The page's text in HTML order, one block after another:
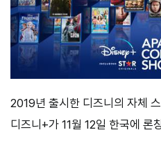
2019년 출시한 디즈니의 자체
디즈니+가 11월 12일 한국에 론